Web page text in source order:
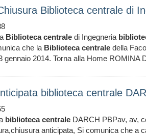
Biblioteca centrale di
Biblioteca centrale di Ingegneria
che la Biblioteca centrale della
gennaio 2014. Torna alla Home ROMINA
biblioteca centrale
biblioteca centrale DARCH PBPav, av,
anticipata, Si comunica che a